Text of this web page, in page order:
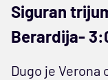
Siguran
Berardija-
Dugo je